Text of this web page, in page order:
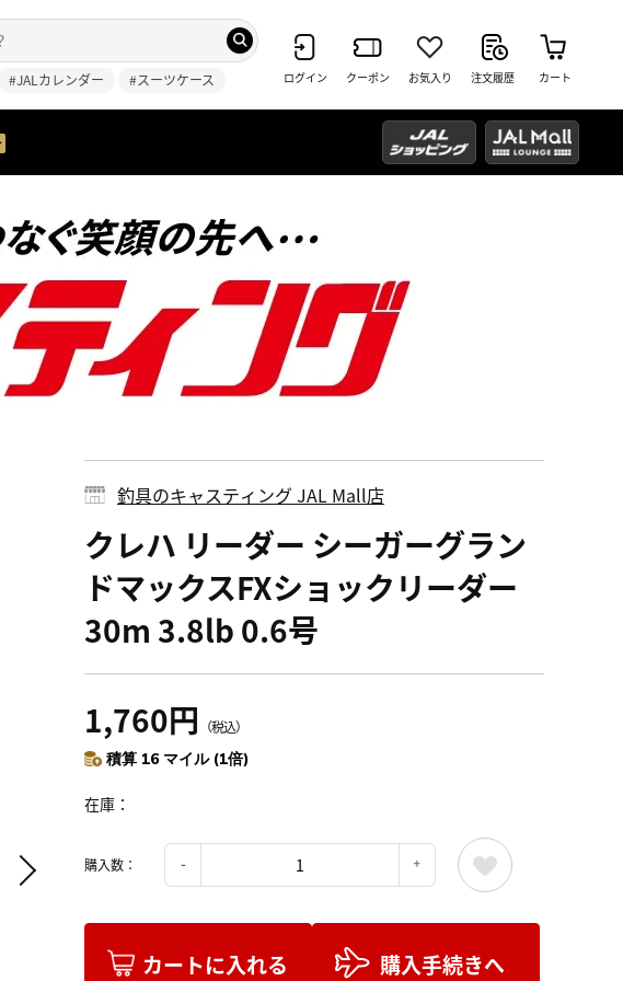
#JALカレンダー #スーツケース ログイン クーポン お気入り 注文履歴 カート
釣具のキャスティング JAL Mall店
クレハ リーダー シーガーグラン
ドマックスFXショックリーダー
30m 3.8lb 0.6号
1,760円 （税込）
積算 16 マイル (1倍)
在庫
購入数：
カートに入れる 購入手続きへ